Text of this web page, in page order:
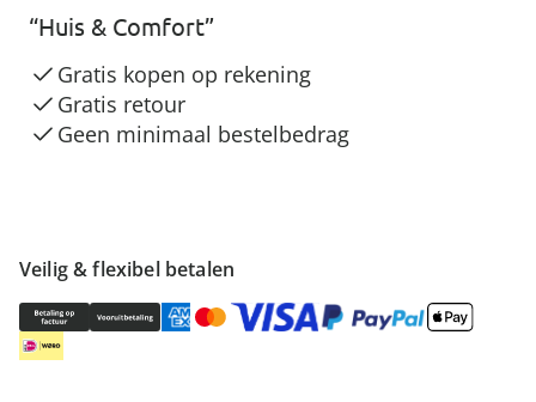
Veilig & flexibel betalen
“Huis & Comfort”
Gratis kopen op rekening
Gratis retour
Geen minimaal bestelbedrag